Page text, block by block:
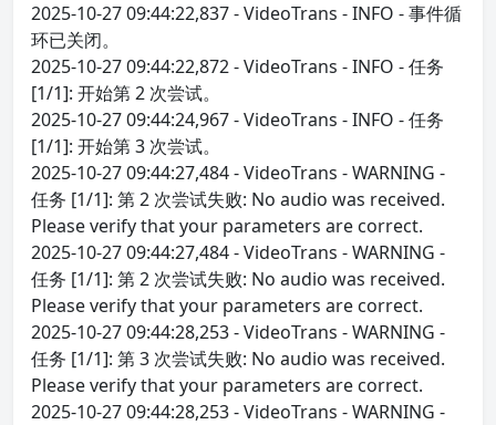
2025-10-27 09:44:22,837 - VideoTrans - INFO - 事件循
环已关闭。
2025-10-27 09:44:22,872 - VideoTrans - INFO - 任务
[1/1]: 开始第 2 次尝试。
2025-10-27 09:44:24,967 - VideoTrans - INFO - 任务
[1/1]: 开始第 3 次尝试。
2025-10-27 09:44:27,484 - VideoTrans - WARNING -
任务 [1/1]: 第 2 次尝试失败: No audio was received.
Please verify that your parameters are correct.
2025-10-27 09:44:27,484 - VideoTrans - WARNING -
任务 [1/1]: 第 2 次尝试失败: No audio was received.
Please verify that your parameters are correct.
2025-10-27 09:44:28,253 - VideoTrans - WARNING -
任务 [1/1]: 第 3 次尝试失败: No audio was received.
Please verify that your parameters are correct.
2025-10-27 09:44:28,253 - VideoTrans - WARNING -